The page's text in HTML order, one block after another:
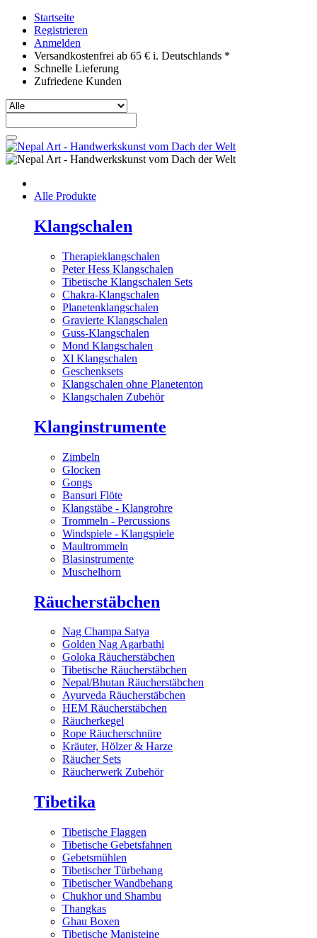
Startseite
Registrieren
Anmelden
Versandkostenfrei ab 65 € i. Deutschlands *
Schnelle Lieferung
Zufriedene Kunden
Alle Produkte
Klangschalen
Therapieklangschalen
Peter Hess Klangschalen
Tibetische Klangschalen Sets
Chakra-Klangschalen
Planetenklangschalen
Gravierte Klangschalen
Guss-Klangschalen
Mond Klangschalen
Xl Klangschalen
Geschenksets
Klangschalen ohne Planetenton
Klangschalen Zubehör
Klanginstrumente
Zimbeln
Glocken
Gongs
Bansuri Flöte
Klangstäbe - Klangrohre
Trommeln - Percussions
Windspiele - Klangspiele
Maultrommeln
Blasinstrumente
Muschelhorn
Räucherstäbchen
Nag Champa Satya
Golden Nag Agarbathi
Goloka Räucherstäbchen
Tibetische Räucherstäbchen
Nepal/Bhutan Räucherstäbchen
Ayurveda Räucherstäbchen
HEM Räucherstäbchen
Räucherkegel
Rope Räucherschnüre
Kräuter, Hölzer & Harze
Räucher Sets
Räucherwerk Zubehör
Tibetika
Tibetische Flaggen
Tibetische Gebetsfahnen
Gebetsmühlen
Tibetischer Türbehang
Tibetischer Wandbehang
Chukhor und Shambu
Thangkas
Ghau Boxen
Tibetische Manisteine